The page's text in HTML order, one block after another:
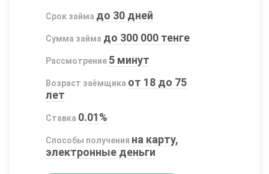
Срок займа до 30 дней
Сумма займа до 300 000 тенге
Рассмотрение 5 минут
Возраст заёмщика от 18 до 75
лет
Ставка 0.01%
Способы получения на карту,
электронные деньги